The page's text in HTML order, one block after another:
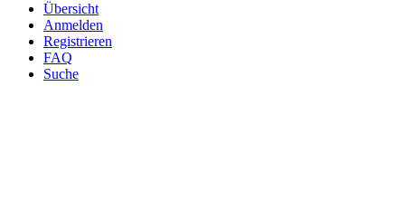
Übersicht
Anmelden
Registrieren
FAQ
Suche